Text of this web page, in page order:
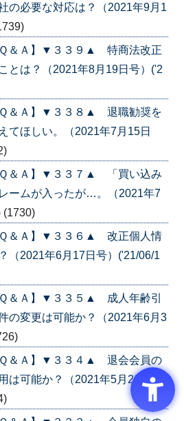
の必要な対応は？（2021年9月1
Ｑ＆Ａ】▼３３９▲ 特商法改正
とは？（2021年8月19日号）('2
Ｑ＆Ａ】▼３３８▲ 退職勧奨を
てほしい。（2021年7月15日
Ｑ＆Ａ】▼３３７▲ 「買い込み
ームが入ったが…。（2021年7
(1730)
Ｑ＆Ａ】▼３３６▲ 改正個人情
（2021年6月17日号）('21/06/1
Ｑ＆Ａ】▼３３５▲ 成人年齢引
の変更は可能か？（2021年6月3
Ｑ＆Ａ】▼３３４▲ 退会会員の
は可能か？（2021年5月20日